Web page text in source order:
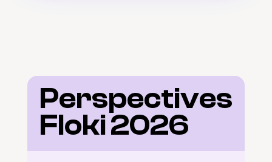
Perspectives
Floki 2026